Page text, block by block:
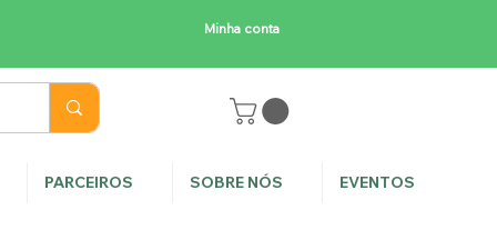
Minha conta
PARCEIROS SOBRE NÓS EVENTOS